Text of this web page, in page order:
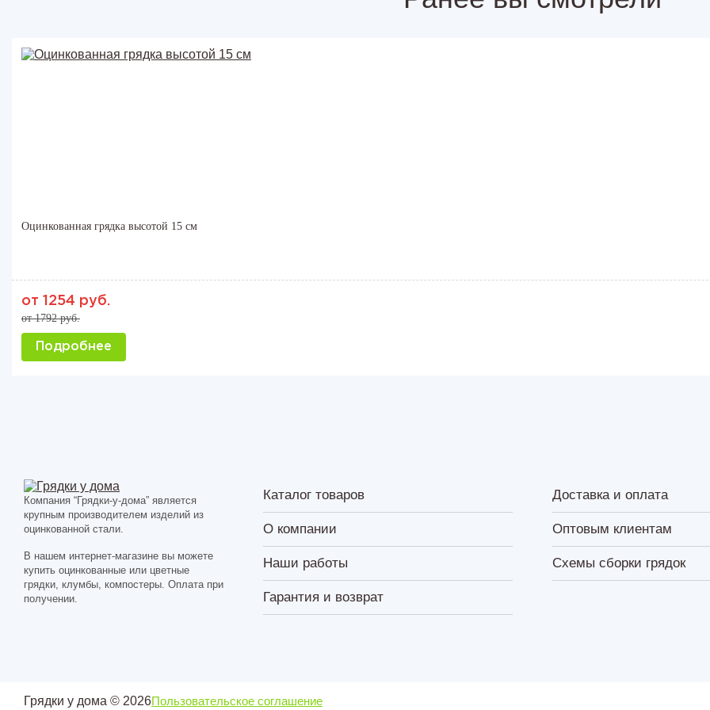
Оцинкованная грядка высотой 15 см
от 1254 руб.
от 1792 руб.
Подробнее
Компания “Грядки-у-дома” является
крупным производителем изделий из
оцинкованной стали.
В нашем интернет-магазине вы можете
купить оцинкованные или цветные
грядки, клумбы, компостеры. Оплата при
получении.
Каталог товаров Доставка и оплата
О компании Оптовым клиентам
Наши работы Схемы сборки грядок
Гарантия и возврат
Грядки у дома © 2026Пользовательское соглашение